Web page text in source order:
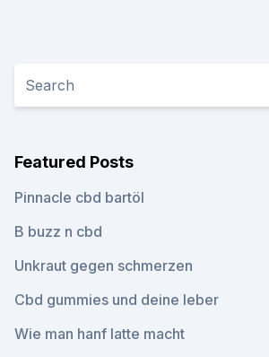
Featured Posts
Pinnacle cbd bartöl
B buzz n cbd
Unkraut gegen schmerzen
Cbd gummies und deine leber
Wie man hanf latte macht